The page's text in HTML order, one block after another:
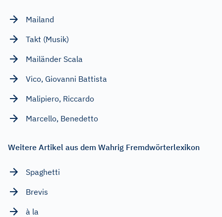
Mailand
Takt (Musik)
Mailänder Scala
Vico, Giovanni Battista
Malipiero, Riccardo
Marcello, Benedetto
Weitere Artikel aus dem Wahrig Fremdwörterlexikon
Spaghetti
Brevis
à la